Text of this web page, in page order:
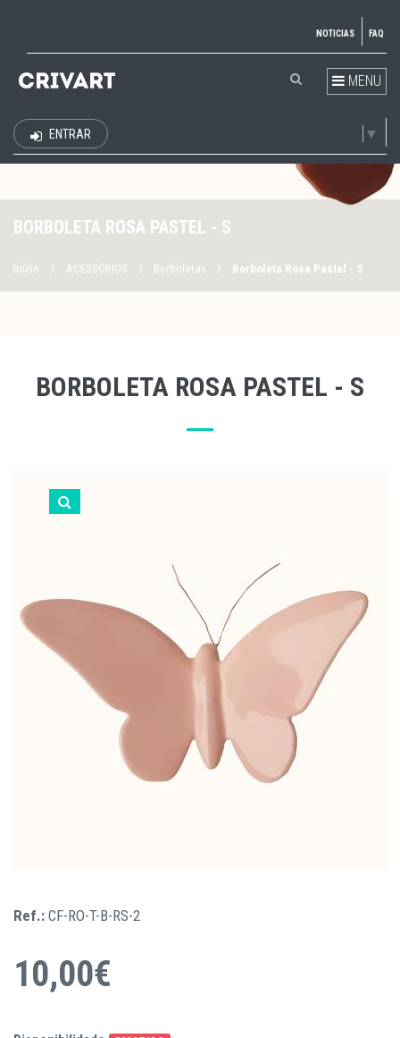
NOTICIAS FAQ
MENU
▼
ENTRAR
BORBOLETA ROSA PASTEL - S
Início / ACESSÓRIOS / Borboletas / Borboleta Rosa Pastel - S
BORBOLETA ROSA PASTEL - S
Ref.: CF-RO-T-B-RS-2
10,00€